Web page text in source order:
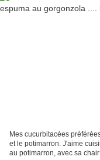
Mes cucurbitacées
et le potimarron. J'aime
au potimarron, avec sa